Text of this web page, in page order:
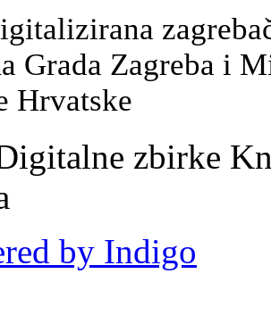
Grada Zagreba i
Hrvatske
zbirke
by Indigo